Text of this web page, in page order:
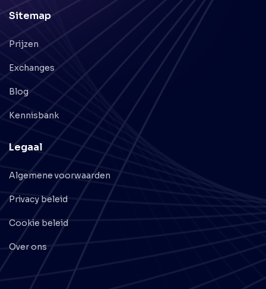
Sitemap
Prijzen
Exchanges
Blog
Kennisbank
Legaal
Algemene voorwaarden
Privacy beleid
Cookie beleid
Over ons